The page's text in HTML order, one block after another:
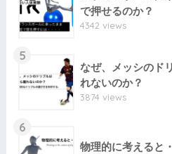
で押せるのか？
4342 views
5
なぜ、メッシのド
れないのか？
3874 views
6
物理的に考えると